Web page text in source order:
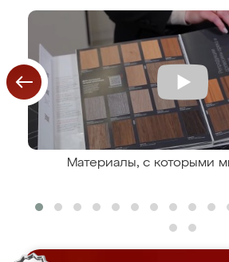
Материалы, с которыми